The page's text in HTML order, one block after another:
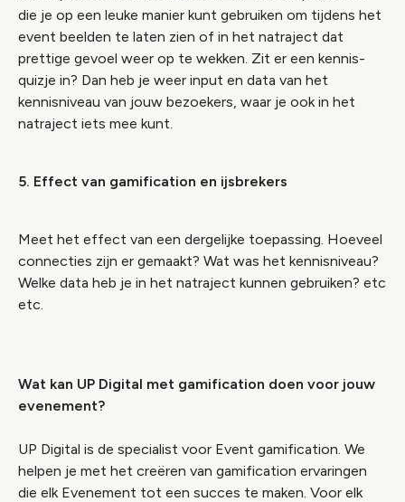
die je op een leuke manier kunt gebruiken om tijdens het
event beelden te laten zien of in het natraject dat
prettige gevoel weer op te wekken. Zit er een kennis-
quizje in? Dan heb je weer input en data van het
kennisniveau van jouw bezoekers, waar je ook in het
natraject iets mee kunt.
5. Effect van gamification en ijsbrekers
Meet het effect van een dergelijke toepassing. Hoeveel
connecties zijn er gemaakt? Wat was het kennisniveau?
Welke data heb je in het natraject kunnen gebruiken? etc
etc.
Wat kan UP Digital met gamification doen voor jouw
evenement?
UP Digital is de specialist voor Event gamification. We
helpen je met het creëren van gamification ervaringen
die elk Evenement tot een succes te maken. Voor elk